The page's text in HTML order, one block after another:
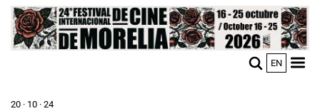
Image
EN
20 · 10 · 24